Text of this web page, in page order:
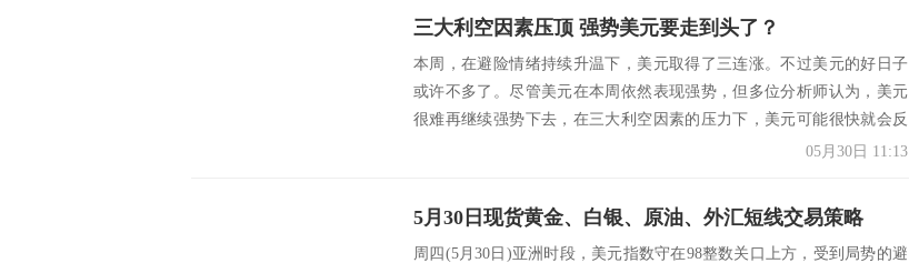
三大利空因素压顶 强势美元要走到头了？
本周，在避险情绪持续升温下，美元取得了三连涨。不过美元的好日子
或许不多了。尽管美元在本周依然表现强势，但多位分析师认为，美元
很难再继续强势下去，在三大利空因素的压力下，美元可能很快就会反
05月30日 11:13
5月30日现货黄金、白银、原油、外汇短线交易策略
周四(5月30日)亚洲时段，美元指数守在98整数关口上方，受到局势的避